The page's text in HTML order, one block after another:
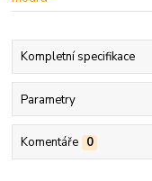
Kompletní specifikace
Parametry
Komentáře 0